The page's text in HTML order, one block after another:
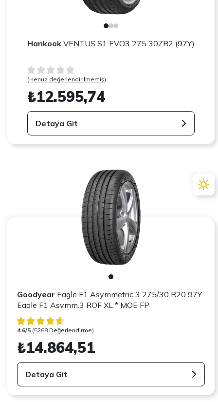
Hankook VENTUS S1 EVO3 275 30ZR2 (97Y)
(Henüz değerlendirilmemiş)
₺12.595,74
Detaya Git
Goodyear Eagle F1 Asymmetric 3 275/30 R20 97Y
Eagle F1 Asymm.3 ROF XL * MOE FP
4.6/5 (5268 Değerlendirme)
₺14.864,51
Detaya Git